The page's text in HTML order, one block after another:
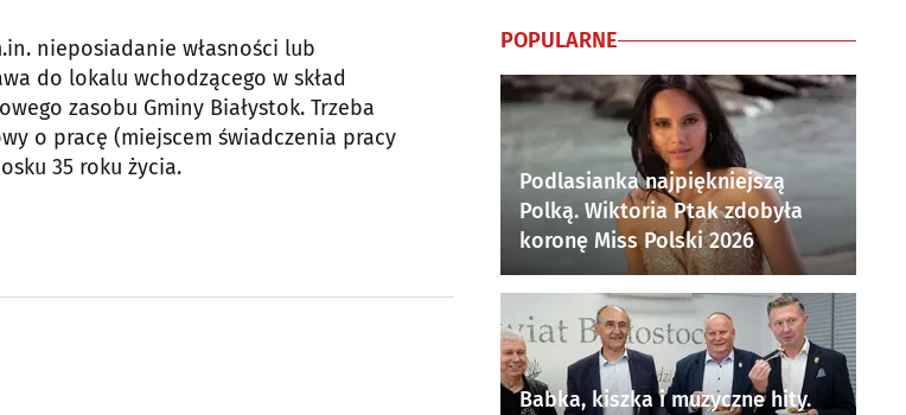
nieposiadanie własności lub
do lokalu wchodzącego w skład
zasobu Gminy Białystok. Trzeba
o pracę (miejscem świadczenia pracy
35 roku życia.
POPULARNE
Podlasianka najpiękniejszą
Polką. Wiktoria Ptak zdobyła
koronę Miss Polski 2026
Babka, kiszka i muzyczne hity.